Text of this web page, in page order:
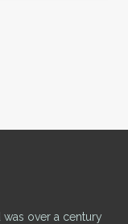
over a century